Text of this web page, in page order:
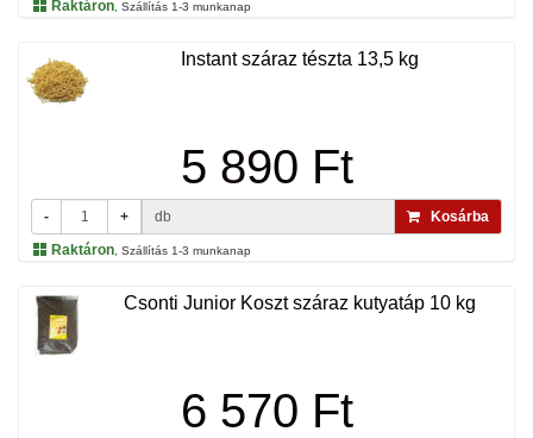
Raktáron , Szállítás 1-3 munkanap
Instant száraz tészta 13,5 kg
5 890 Ft
- + db
Kosárba
Raktáron , Szállítás 1-3 munkanap
Csonti Junior Koszt száraz kutyatáp 10 kg
6 570 Ft